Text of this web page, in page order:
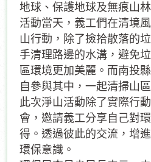
地球、保護地球及無痕山
活動當天，義工們在清境
山行動，除了撿拾散落的
手清理路邊的水溝，避免
區環境更加美麗。而南投
自參與其中，一起清掃山區
此次淨山活動除了實際行
會，邀請義工分享自己對
得。透過彼此的交流，增
環保意識。